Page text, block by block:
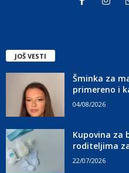
JOŠ VESTI
Šminka za
primereno i
04/08/2026
Kupovina za
roditeljima
22/07/2026